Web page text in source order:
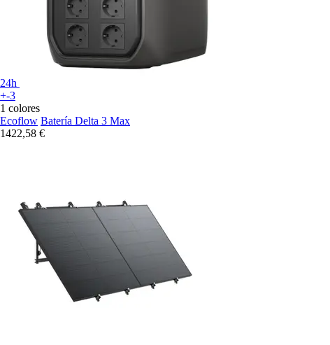
24h
+-3
1 colores
Ecoflow Batería Delta 3 Max
1422,58 €